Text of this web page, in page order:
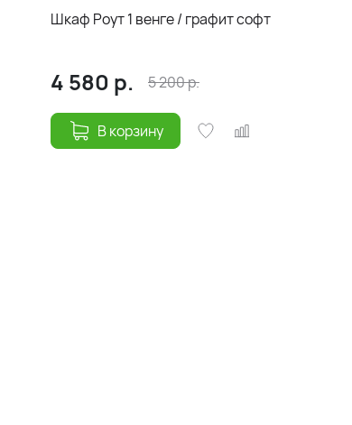
Шкаф Роут 1 венге / графит софт
4 580 р. 5 200р.
В корзину